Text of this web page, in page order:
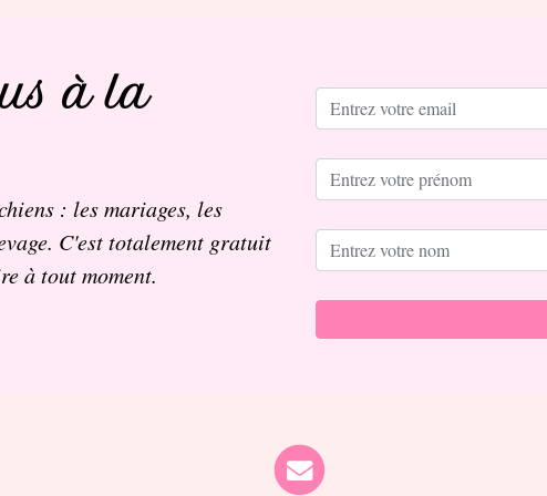
à la
: les mariages, les
C'est totalement gratuit
à tout moment.